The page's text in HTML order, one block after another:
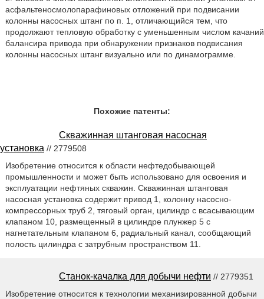
асфальтеносмолопарафиновых отложений при подвисании
колонны насосных штанг по п. 1, отличающийся тем, что
продолжают тепловую обработку с уменьшенным числом качаний
балансира привода при обнаружении признаков подвисания
колонны насосных штанг визуально или по динамограмме.
Похожие патенты:
Скважинная штанговая насосная
установка // 2779508
Изобретение относится к области нефтедобывающей
промышленности и может быть использовано для освоения и
эксплуатации нефтяных скважин. Скважинная штанговая
насосная установка содержит привод 1, колонну насосно-
компрессорных труб 2, тяговый орган, цилиндр с всасывающим
клапаном 10, размещенный в цилиндре плунжер 5 с
нагнетательным клапаном 6, радиальный канал, сообщающий
полость цилиндра с затрубным пространством 11.
Станок-качалка для добычи нефти // 2779351
Изобретение относится к технологии механизированной добычи